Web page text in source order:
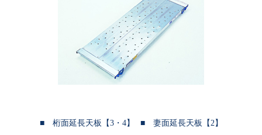
■ 桁面延長天板【3・4】 ■ 妻面延長天板【2】